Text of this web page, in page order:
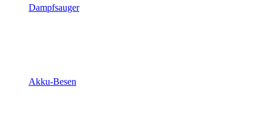
Dampfsauger
Akku-Besen